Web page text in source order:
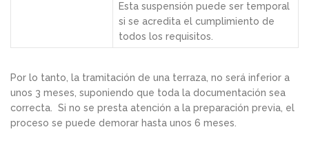
Esta suspensión puede ser temporal
si se acredita el cumplimiento de
todos los requisitos.
Por lo tanto, la tramitación de una terraza, no será inferior a
unos 3 meses, suponiendo que toda la documentación sea
correcta. Si no se presta atención a la preparación previa, el
proceso se puede demorar hasta unos 6 meses.